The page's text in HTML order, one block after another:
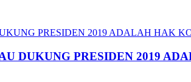
DUKUNG PRESIDEN 2019